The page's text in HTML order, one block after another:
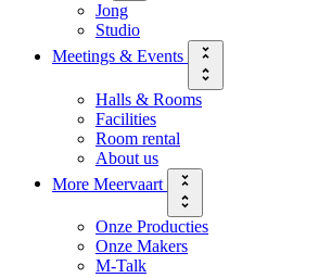
Jong
Studio
Meetings & Events
Halls & Rooms
Facilities
Room rental
About us
More Meervaart
Onze Producties
Onze Makers
M-Talk